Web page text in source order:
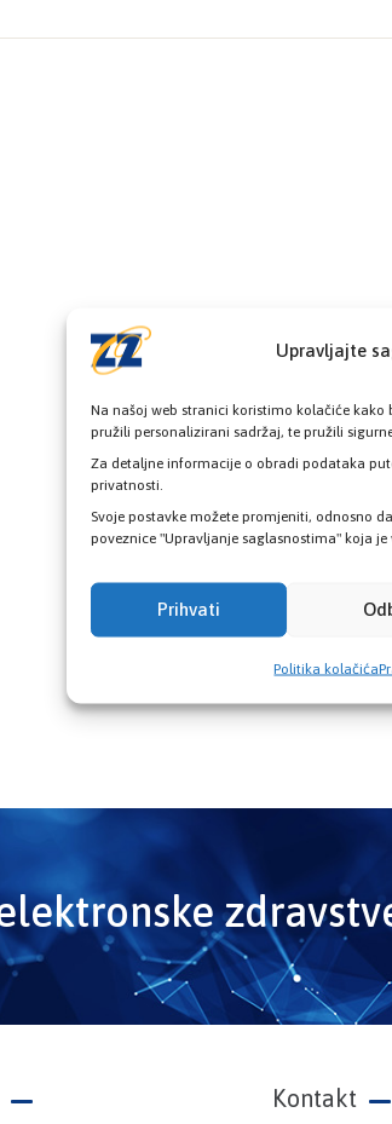
Upravljajte
Na našoj web stranici koristimo kolačiće kako
pružili personalizirani sadržaj, te pružili
Za detaljne informacije o obradi podataka
privatnosti.
Svoje postavke možete promjeniti, odnosno
poveznice "Upravljanje saglasnostima" koja
Prihvati
Politika kolačića
Kontakt